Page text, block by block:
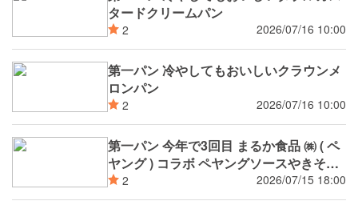
タードクリームパン
2 2026/07/16 10:00
第一パン 冷やしてもおいしいクラウンメ
ロンパン
2 2026/07/16 10:00
第一パン 今年で3回目 まるか食品 ㈱ ( ペ
ヤング ) コラボ ペヤングソースやきそば
パン ペヤングソースやきそば揚げパン 8
月新発売
2 2026/07/15 18:00